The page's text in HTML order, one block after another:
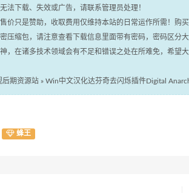
法下载、失效或广告，请联系管理员处理！
价只是赞助，收取费用仅维持本站的日常运作所需！购
压缩包，请注意查看下载信息里面带有密码，密码区分
，在诸多技术领域会有不足和错误之处在所难免，希望大
后期资源站 » Win中文汉化达芬奇去闪烁插件Digital
蜂王